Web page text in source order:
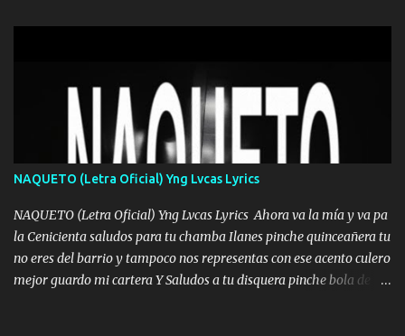
❌ www.elnorteduro.com ❌ Yo No limito los Sueños , si no existe
Uno pues Hallamos Modos , Si me caigo me Levanto, Aprendo Del
Error Y me sacudo El Lodo ❌ www.elnorteduro.com ❌ El Dinero
No me falta Pero Tampoco me Estorba , Por Eso Manejo Todo
Bien Regido Por mis Normas . Aquí no Se Sufre de Ego vengo Desde
Abajo y me costó subir Fue Con Trabajo Y Esfuerzo, Nada es
Regalado Me Super Invertir A Mí lado Una Princesa que A pesar de
Todo Siempre a estado ahí . Hecho pa...
NAQUETO (Letra Oficial) Yng Lvcas Lyrics
NAQUETO (Letra Oficial) Yng Lvcas Lyrics Ahora va la mía y va pa
la Cenicienta saludos para tu chamba Ilanes pinche quinceañera tu
no eres del barrio y tampoco nos representas con ese acento culero
mejor guardo mi cartera Y Saludos a tu disquera pinche bola de